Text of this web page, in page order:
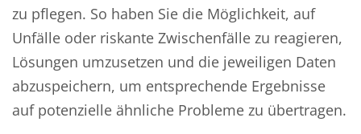
zu pflegen. So haben Sie die Möglichkeit, auf
Unfälle oder riskante Zwischenfälle zu reagieren,
Lösungen umzusetzen und die jeweiligen Daten
abzuspeichern, um entsprechende Ergebnisse
auf potenzielle ähnliche Probleme zu übertragen.